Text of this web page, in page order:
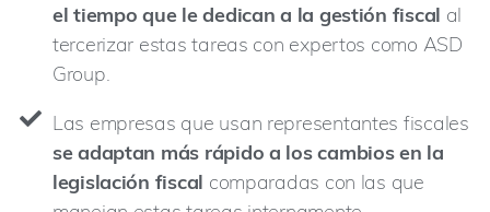
el tiempo que le dedican a la gestión fiscal al
tercerizar estas tareas con expertos como ASD
Group.
Las empresas que usan representantes fiscales
se adaptan más rápido a los cambios en la
legislación fiscal comparadas con las que